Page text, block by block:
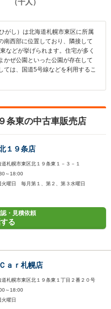
がし）は北海道札幌市東区に所属
南西部に位置しており、隣接して
などが挙げられます。住宅が多く
かぜ公園といった公園が存在して
ては、国道5号線などを利用するこ
条東の中古車販売店
１９条店
道札幌市東区北１９条東１－３－１
～18:00
火曜日 毎月第１、第２、第３水曜日
・見積依頼
る
ａｒ札幌店
道札幌市東区北１９条東１丁目２番２０号
～18:00
火曜日